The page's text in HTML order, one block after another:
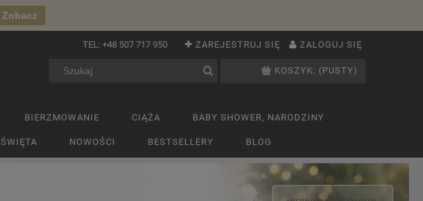
Zobacz
ZAREJESTRUJ SIĘ ZALOGUJ SIĘ
TEL: +48 507 717 950
KOSZYK: (PUSTY)
BIERZMOWANIE CIĄŻA BABY SHOWER, NARODZINY
ŚWIĘTA NOWOŚCI BESTSELLERY BLOG